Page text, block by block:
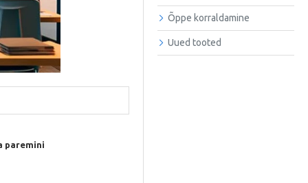
paremini
Õppe korraldamine
Uued tooted